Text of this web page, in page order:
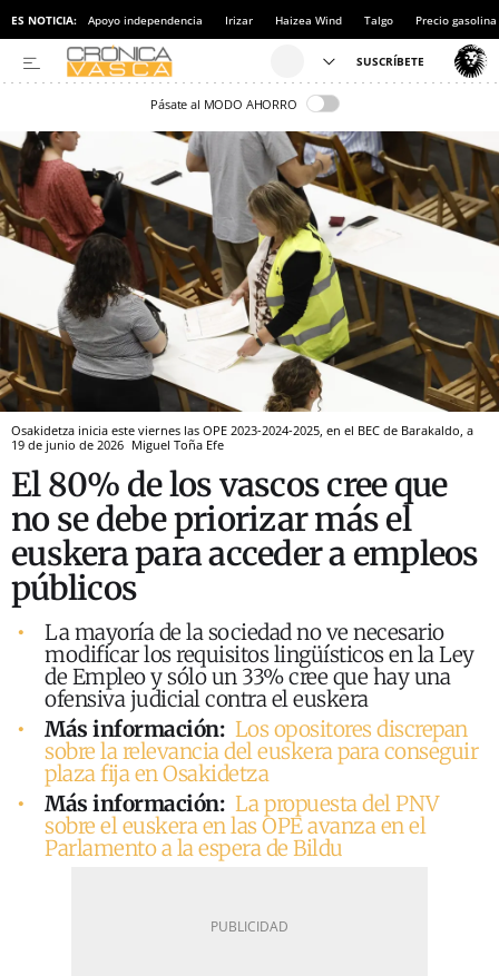
ES NOTICIA: Apoyo independencia Irizar Haizea Wind Talgo Precio gasolina
Pásate al MODO AHORRO
Osakidetza inicia este viernes las OPE 2023-2024-2025, en el BEC de Barakaldo, a
19 de junio de 2026 Miguel Toña Efe
El 80% de los vascos cree que
no se debe priorizar más el
euskera para acceder a empleos
públicos
La mayoría de la sociedad no ve necesario
modificar los requisitos lingüísticos en la Ley
de Empleo y sólo un 33% cree que hay una
ofensiva judicial contra el euskera
Más información: Los opositores discrepan
sobre la relevancia del euskera para conseguir
plaza fija en Osakidetza
Más información: La propuesta del PNV
sobre el euskera en las OPE avanza en el
Parlamento a la espera de Bildu